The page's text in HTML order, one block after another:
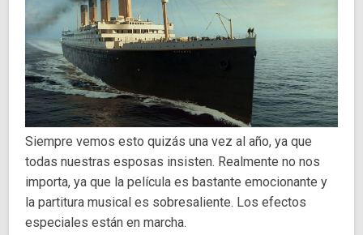
Siempre vemos esto quizás una vez al año, ya que
todas nuestras esposas insisten. Realmente no nos
importa, ya que la película es bastante emocionante y
la partitura musical es sobresaliente. Los efectos
especiales están en marcha.